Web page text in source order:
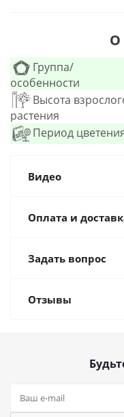
О
Группа/
особенности
Высота
растения
Период
Видео
Оплата и
Задать вопрос
Отзывы